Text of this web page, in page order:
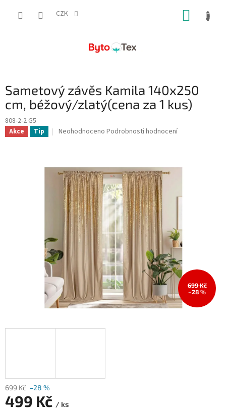
CZK
Sametový závěs Kamila 140x250
cm, béžový/zlatý(cena za 1 kus)
808-2-2 G5
Akce Tip
Průměrné
0,0
hvězdiček.
Neohodnoceno Podrobnosti hodnocení
699 Kč
–28 %
699 Kč –28 %
499 Kč / ks